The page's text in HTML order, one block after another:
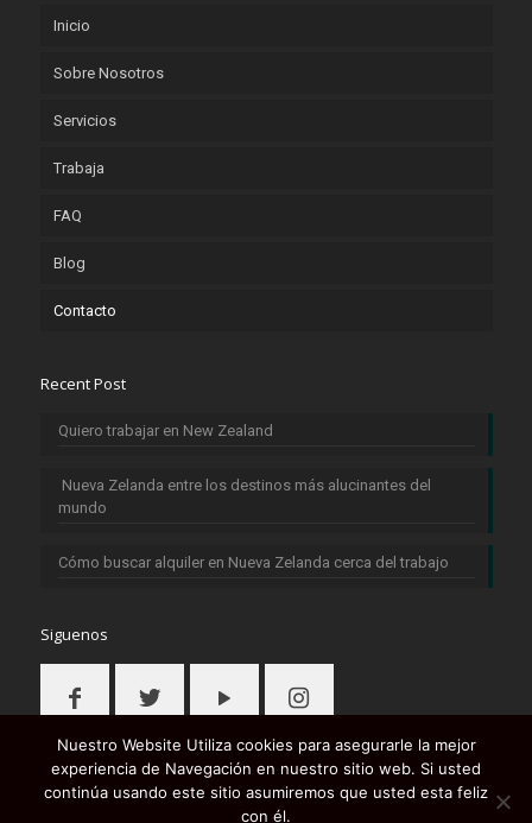
Inicio
Sobre Nosotros
Servicios
Trabaja
FAQ
Blog
Contacto
Recent Post
Quiero trabajar en New Zealand
Nueva Zelanda entre los destinos más alucinantes del
mundo
Cómo buscar alquiler en Nueva Zelanda cerca del trabajo
Siguenos
© 2016 - 2024 Trabajo en Nueva Zelanda. All Rights Reserved.
Nuestro Website Utiliza cookies para asegurarle la mejor
experiencia de Navegación en nuestro sitio web. Si usted
continúa usando este sitio asumiremos que usted esta feliz
con él.